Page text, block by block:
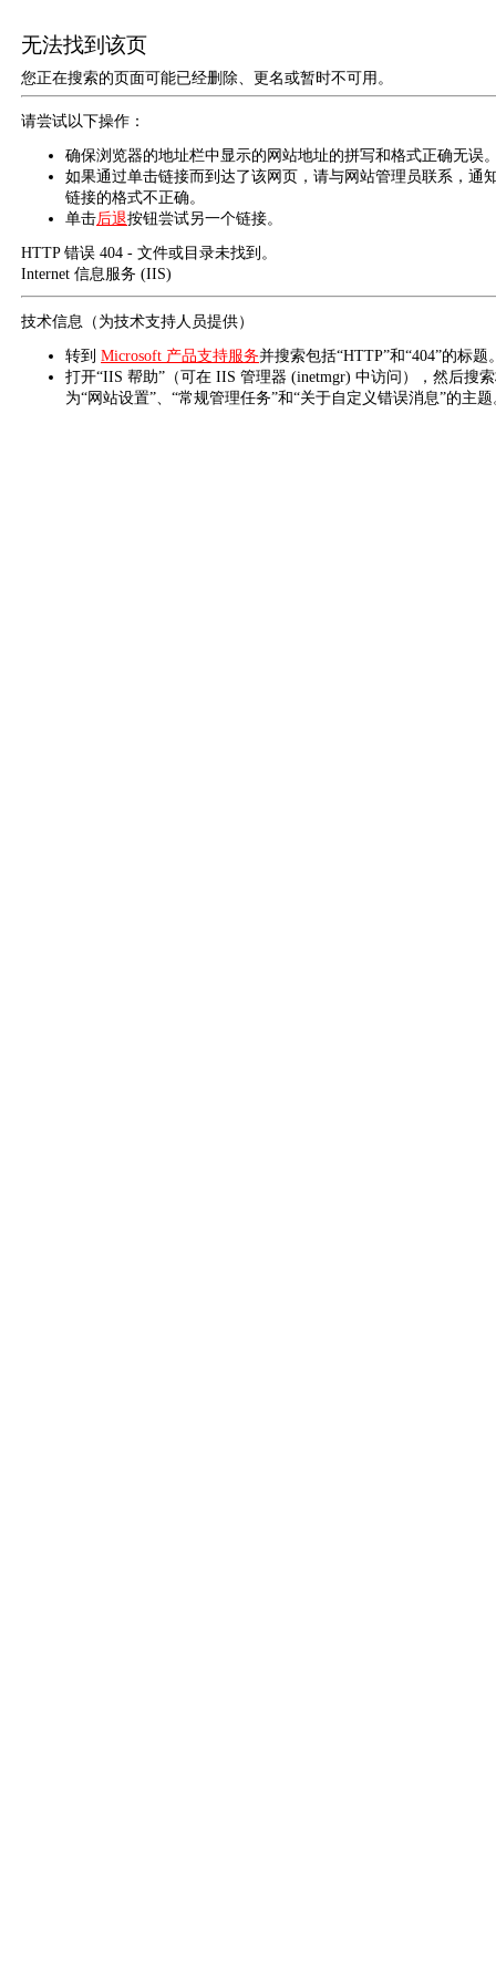
无法找到该页
您正在搜索的页面可能已经删除、更名或暂时不可用。
请尝试以下操作：
确保浏览器的地址栏中显示的网站地址的拼写和格式正确无误
如果通过单击链接而到达了该网页，请与网站管理员联系，通
链接的格式不正确。
单击后退按钮尝试另一个链接。
HTTP 错误 404 - 文件或目录未找到。
Internet 信息服务 (IIS)
技术信息（为技术支持人员提供）
转到 Microsoft 产品支持服务并搜索包括“HTTP”和“404”的标题
打开“IIS 帮助”（可在 IIS 管理器 (inetmgr) 中访问），然后搜
为“网站设置”、“常规管理任务”和“关于自定义错误消息”的主题